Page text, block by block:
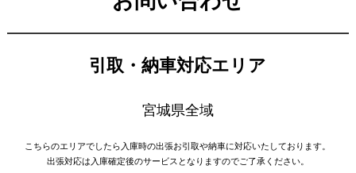
引取・納車対応エリア
宮城県全域
こちらのエリアでしたら入庫時の出張お引取や納車に対応いたしております。
出張対応は入庫確定後のサービスとなりますのでご了承ください。